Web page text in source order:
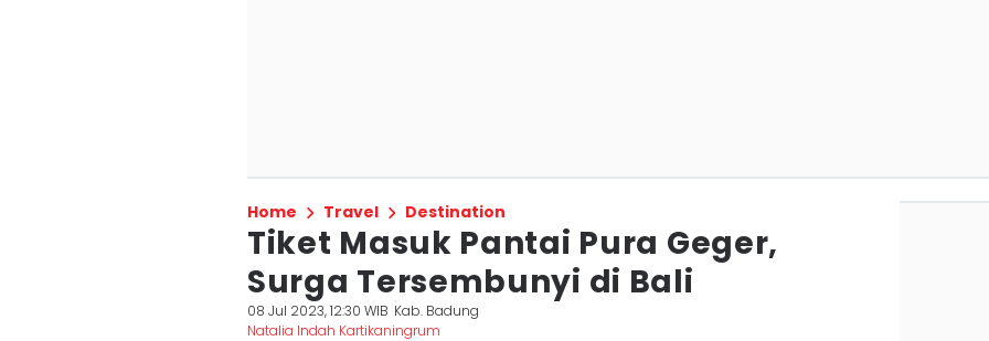
Home Travel Destination
Tiket Masuk Pantai Pura Geger,
Surga Tersembunyi di Bali
08 Jul 2023, 12:30 WIB Kab. Badung
Natalia Indah Kartikaningrum